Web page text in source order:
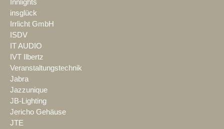
Innlights
insglück
Irrlicht GmbH
ISDV
IT AUDIO
IVT Ilbertz
Veranstaltungstechnik
Jabra
Jazzunique
JB-Lighting
Jericho Gehäuse
JTE